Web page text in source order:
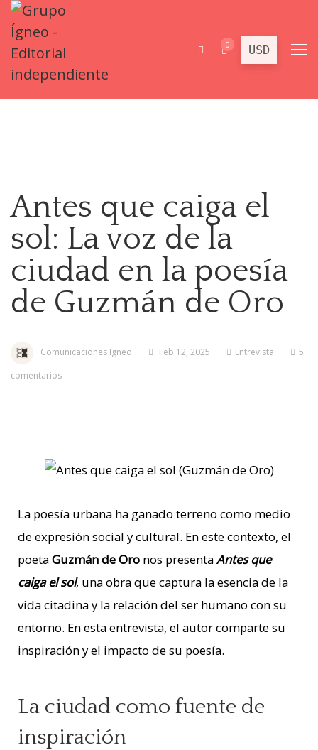
0
Antes que caiga el
sol: La voz de la
ciudad en la poesía
de Guzmán de Oro
Comunicaciones Igneo Feb 12, 2025 Entrevista
5
comentarios
La poesía urbana ha ganado terreno como medio
de expresión social y cultural. En este contexto, el
poetaGuzmán de Oro nos presentaAntes que
caiga el sol, una obra que captura la esencia de la
vida citadina y la relación del ser humano con su
entorno. En esta entrevista, el autor comparte su
inspiración y el impacto de su poesía.
La ciudad como fuente de
inspiración